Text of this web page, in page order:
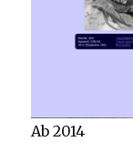
Ab 2014